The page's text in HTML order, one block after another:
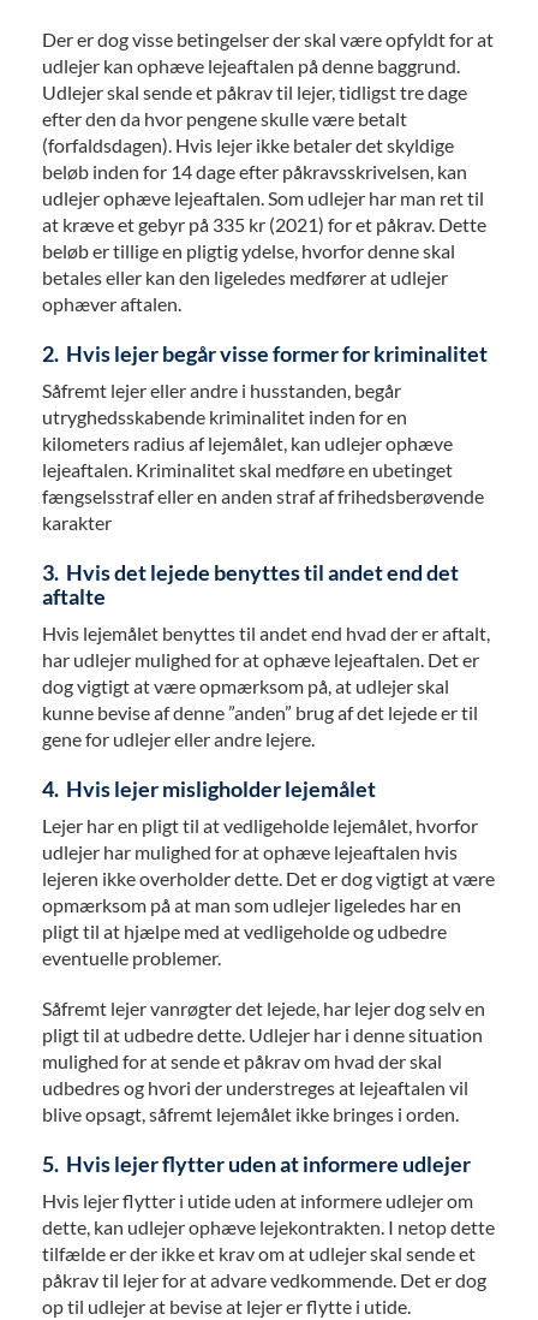
Der er dog visse betingelser der skal være opfyldt for at
udlejer kan ophæve lejeaftalen på denne baggrund.
Udlejer skal sende et påkrav til lejer, tidligst tre dage
efter den da hvor pengene skulle være betalt
(forfaldsdagen). Hvis lejer ikke betaler det skyldige
beløb inden for 14 dage efter påkravsskrivelsen, kan
udlejer ophæve lejeaftalen. Som udlejer har man ret til
at kræve et gebyr på 335 kr (2021) for et påkrav. Dette
beløb er tillige en pligtig ydelse, hvorfor denne skal
betales eller kan den ligeledes medfører at udlejer
ophæver aftalen.
2. Hvis lejer begår visse former for kriminalitet
Såfremt lejer eller andre i husstanden, begår
utryghedsskabende kriminalitet inden for en
kilometers radius af lejemålet, kan udlejer ophæve
lejeaftalen. Kriminalitet skal medføre en ubetinget
fængselsstraf eller en anden straf af frihedsberøvende
karakter
3. Hvis det lejede benyttes til andet end det
aftalte
Hvis lejemålet benyttes til andet end hvad der er aftalt,
har udlejer mulighed for at ophæve lejeaftalen. Det er
dog vigtigt at være opmærksom på, at udlejer skal
kunne bevise af denne ”anden” brug af det lejede er til
gene for udlejer eller andre lejere.
4. Hvis lejer misligholder lejemålet
Lejer har en pligt til at vedligeholde lejemålet, hvorfor
udlejer har mulighed for at ophæve lejeaftalen hvis
lejeren ikke overholder dette. Det er dog vigtigt at være
opmærksom på at man som udlejer ligeledes har en
pligt til at hjælpe med at vedligeholde og udbedre
eventuelle problemer.
Såfremt lejer vanrøgter det lejede, har lejer dog selv en
pligt til at udbedre dette. Udlejer har i denne situation
mulighed for at sende et påkrav om hvad der skal
udbedres og hvori der understreges at lejeaftalen vil
blive opsagt, såfremt lejemålet ikke bringes i orden.
5. Hvis lejer flytter uden at informere udlejer
Hvis lejer flytter i utide uden at informere udlejer om
dette, kan udlejer ophæve lejekontrakten. I netop dette
tilfælde er der ikke et krav om at udlejer skal sende et
påkrav til lejer for at advare vedkommende. Det er dog
op til udlejer at bevise at lejer er flytte i utide.